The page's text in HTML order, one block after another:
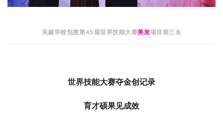
吴越学校包揽第45届世界技能大赛美发项目 前三名
世界技能大赛夺金创记录
育才硕果见成效